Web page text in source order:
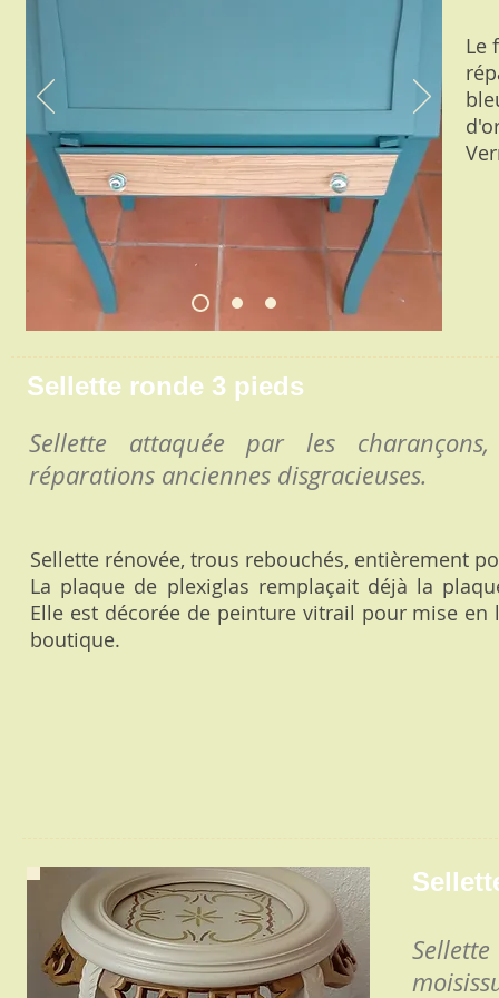
Le
Sellette attaquée par les
réparations anciennes disgracieuses.
Sellette rénovée, trous rebouchés, entièrement
La plaque de plexiglas remplaçait déjà la
Elle est décorée de peinture vitrail pour mise en
boutique.
Sellette ronde 3 pieds